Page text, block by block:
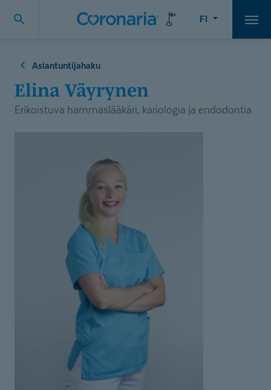
FI
Asiantuntijahaku
Elina Väyrynen
Erikoistuva hammaslääkäri, kariologia ja endodontia